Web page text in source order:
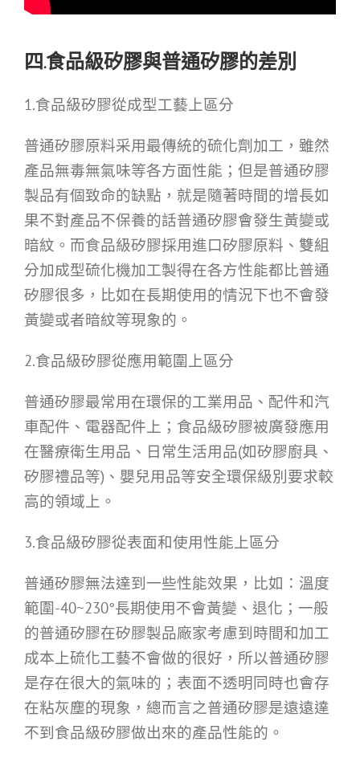
四.食品級矽膠與普通矽膠的差別
1.食品級矽膠從成型工藝上區分
普通矽膠原料采用最傳統的硫化劑加工，雖然
產品無毒無氣味等各方面性能；但是普通矽膠
製品有個致命的缺點，就是隨著時間的增長如
果不對產品不保養的話普通矽膠會發生黃變或
暗紋。而食品級矽膠採用進口矽膠原料、雙組
分加成型硫化機加工製得在各方性能都比普通
矽膠很多，比如在長期使用的情況下也不會發
黃變或者暗紋等現象的。
2.食品級矽膠從應用範圍上區分
普通矽膠最常用在環保的工業用品、配件和汽
車配件、電器配件上；食品級矽膠被廣發應用
在醫療衛生用品、日常生活用品(如矽膠廚具、
矽膠禮品等)、嬰兒用品等安全環保級別要求較
高的領域上。
3.食品級矽膠從表面和使用性能上區分
普通矽膠無法達到一些性能效果，比如：溫度
範圍-40~230°長期使用不會黃變、退化；一般
的普通矽膠在矽膠製品廠家考慮到時間和加工
成本上硫化工藝不會做的很好，所以普通矽膠
是存在很大的氣味的；表面不透明同時也會存
在粘灰塵的現象，總而言之普通矽膠是遠遠達
不到食品級矽膠做出來的產品性能的。